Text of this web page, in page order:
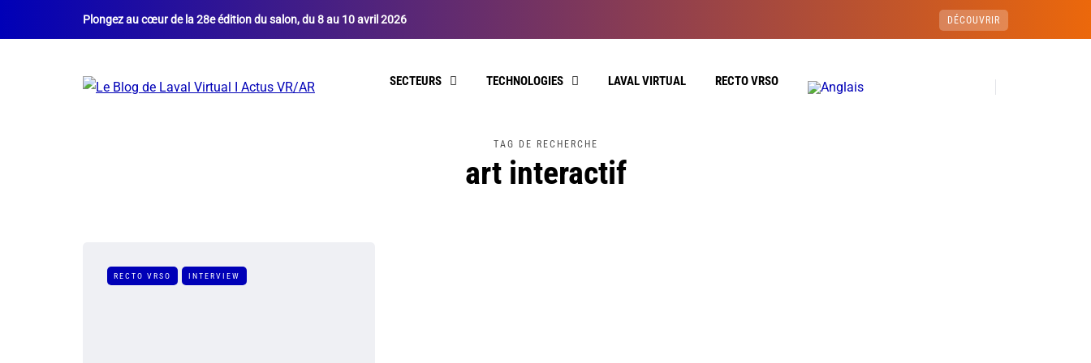
Plongez au cœur de la 28e édition du salon, du 8 au 10 avril 2026 DÉCOUVRIR
SECTEURS TECHNOLOGIES LAVAL VIRTUAL RECTO VRSO
TAG DE RECHERCHE
art interactif
RECTO VRSO INTERVIEW